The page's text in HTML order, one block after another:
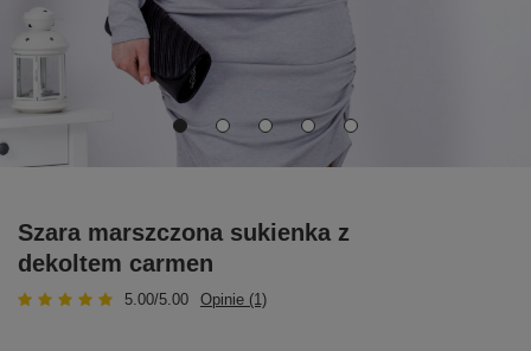
Szara marszczona sukienka z
dekoltem carmen
5.00/5.00 Opinie (1)